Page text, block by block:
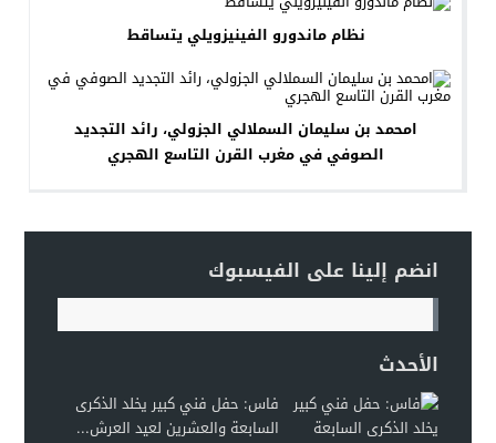
نظام ماندورو الفينيزويلي يتساقط
امحمد بن سليمان السملالي الجزولي، رائد التجديد
الصوفي في مغرب القرن التاسع الهجري
انضم إلينا على الفيسبوك
الأحدث
فاس: حفل فني كبير يخلد الذكرى
السابعة والعشرين لعيد العرش...